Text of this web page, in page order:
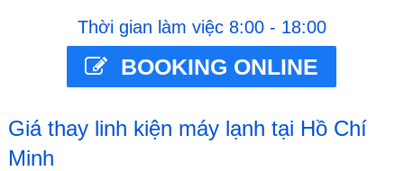
Thời gian làm việc 8:00 - 18:00
BOOKING ONLINE
Giá thay linh kiện máy lạnh tại Hồ Chí
Minh